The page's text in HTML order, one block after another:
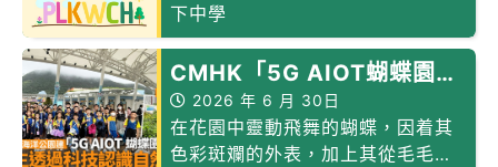
下中學
CMHK「5G AIOT蝴蝶園生
態園」 以科技認識自然生
態
2026 年 6 月 30日
在花園中靈動飛舞的蝴蝶，因着其
色彩斑斕的外表，加上其從毛毛蟲